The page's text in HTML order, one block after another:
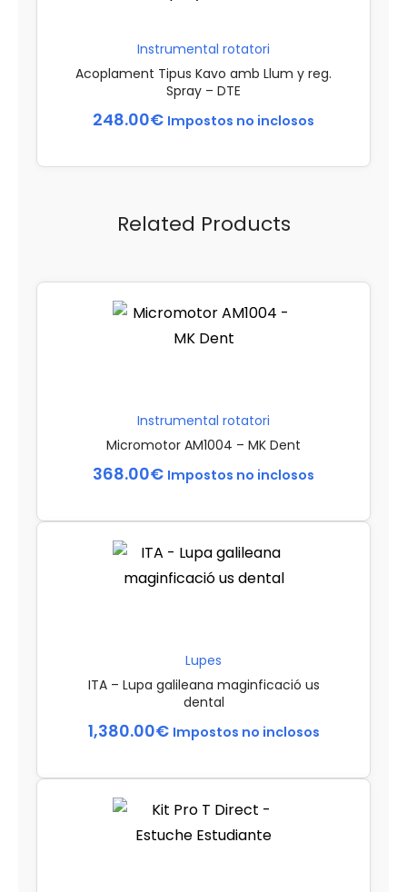
Instrumental rotatori
Acoplament Tipus Kavo amb Llum y reg.
Spray – DTE
248.00€ Impostos no inclosos
Related Products
Instrumental rotatori
Micromotor AM1004 – MK Dent
368.00€ Impostos no inclosos
Lupes
ITA – Lupa galileana maginficació us
dental
1,380.00€ Impostos no inclosos